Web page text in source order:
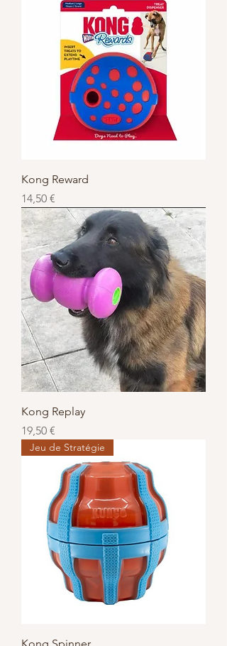
Kong Reward
Prix
14,50 €
Kong Replay
Prix
19,50 €
Jeu de Stratégie
Kong Spinner